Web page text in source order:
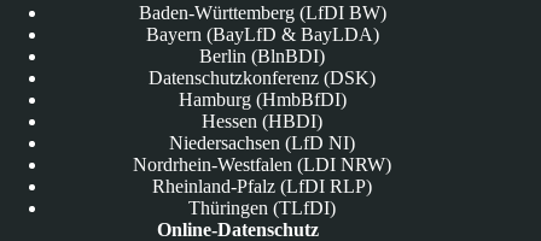
Baden-Württemberg (LfDI BW)
Bayern (BayLfD & BayLDA)
Berlin (BlnBDI)
Datenschutzkonferenz (DSK)
Hamburg (HmbBfDI)
Hessen (HBDI)
Niedersachsen (LfD NI)
Nordrhein-Westfalen (LDI NRW)
Rheinland-Pfalz (LfDI RLP)
Thüringen (TLfDI)
Online-Datenschutz